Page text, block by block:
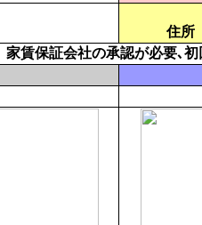
住所
家賃保証会社の承認が必要､初